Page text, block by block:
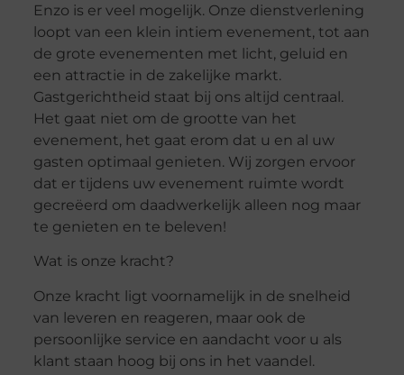
Enzo is er veel mogelijk. Onze dienstverlening
loopt van een klein intiem evenement, tot aan
de grote evenementen met licht, geluid en
een attractie in de zakelijke markt.
Gastgerichtheid staat bij ons altijd centraal.
Het gaat niet om de grootte van het
evenement, het gaat erom dat u en al uw
gasten optimaal genieten. Wij zorgen ervoor
dat er tijdens uw evenement ruimte wordt
gecreëerd om daadwerkelijk alleen nog maar
te genieten en te beleven!
Wat is onze kracht?
Onze kracht ligt voornamelijk in de snelheid
van leveren en reageren, maar ook de
persoonlijke service en aandacht voor u als
klant staan hoog bij ons in het vaandel.